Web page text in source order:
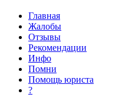
Главная
Жалобы
Отзывы
Рекомендации
Инфо
Помни
Помощь юриста
?